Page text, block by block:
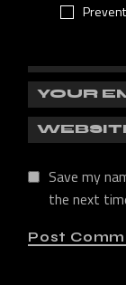
Save my
the next
Post